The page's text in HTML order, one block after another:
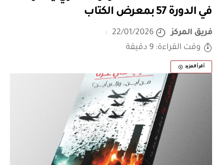
في الدورة 57 بمعرض الكتاب
فريق المركز
22/01/2026
وقت القراءة: 9 دقيقة
أقرأ المزيد